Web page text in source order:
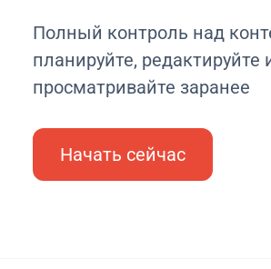
Полный контроль над
планируйте, редактируйте
просматривайте заранее
Начать сейчас